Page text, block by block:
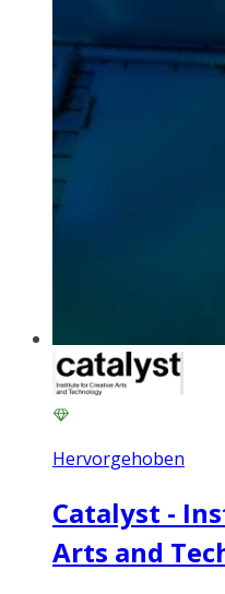
Hervorgehoben
Catalyst -
Arts and